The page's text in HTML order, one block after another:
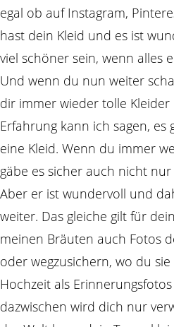
egal ob auf Instagram,
hast dein Kleid und es ist
viel schöner sein, wenn alles
Und wenn du nun weiter
dir immer wieder tolle Kleider
Erfahrung kann ich sagen,
eine Kleid. Wenn du immer
gäbe es sicher auch nicht
Aber er ist wundervoll und
weiter. Das gleiche gilt für
meinen Bräuten auch Fotos
oder wegzusichern, wo du
Hochzeit als
dazwischen wird dich nur